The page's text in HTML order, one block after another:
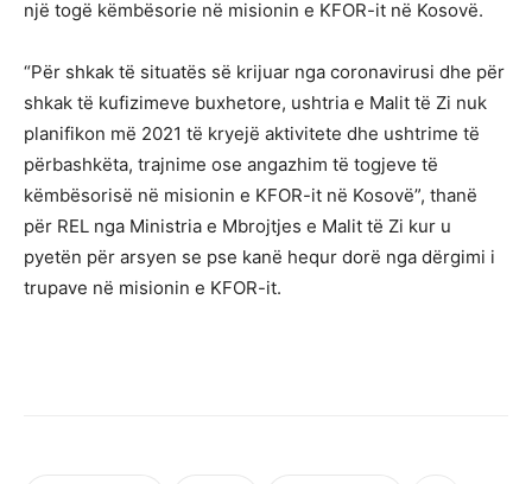
një togë këmbësorie në misionin e KFOR-it në Kosovë.
“Për shkak të situatës së krijuar nga coronavirusi dhe për
shkak të kufizimeve buxhetore, ushtria e Malit të Zi nuk
planifikon më 2021 të kryejë aktivitete dhe ushtrime të
përbashkëta, trajnime ose angazhim të togjeve të
këmbësorisë në misionin e KFOR-it në Kosovë”, thanë
për REL nga Ministria e Mbrojtjes e Malit të Zi kur u
pyetën për arsyen se pse kanë hequr dorë nga dërgimi i
trupave në misionin e KFOR-it.